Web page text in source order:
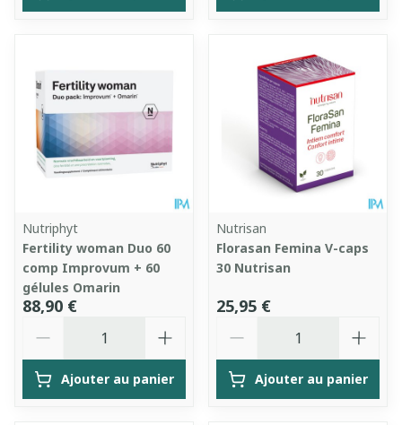
Nutriphyt
Fertility woman Duo 60
comp Improvum + 60
gélules Omarin
88,90 €
Ajouter au panier
Nutrisan
Florasan Femina V-caps
30 Nutrisan
25,95 €
Ajouter au panier